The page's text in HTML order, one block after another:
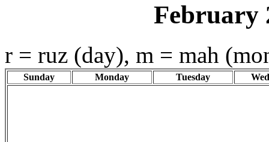
February
r = ruz (day), m = mah
Sunday Monday Tuesday